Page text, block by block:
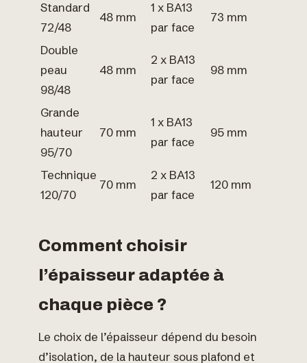
Standard
72/48
48 mm
1 x BA13
par face
73 mm
Double
peau
98/48
48 mm
2 x BA13
par face
98 mm
Grande
hauteur
95/70
70 mm
1 x BA13
par face
95 mm
Technique
120/70
70 mm
2 x BA13
par face
120 mm
Comment choisir
l’épaisseur adaptée à
chaque pièce ?
Le choix de l’épaisseur dépend du besoin
d’isolation, de la hauteur sous plafond et